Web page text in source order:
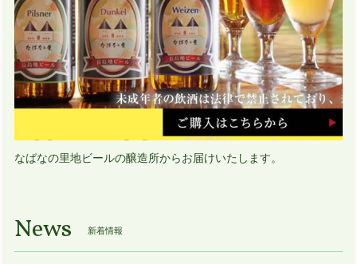
なばなの里地ビールの醸造所からお届けいたします。
News 新着情報